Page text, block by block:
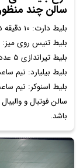
سالن چند
بلیط دارت: 10 دقیقه 5 عدد- 12،000هزار تومان
بلیط تنیس روی میز: 20 دقیقه - 25،000 هزار تومان
بلیط تیراندازی 5 عدد ساچمه - 35،000 تومان
بلیط بیلیارد: نیم ساعت
بلیط اسنوکر: نیم ساعت
سالن فوتبال و
باشد.